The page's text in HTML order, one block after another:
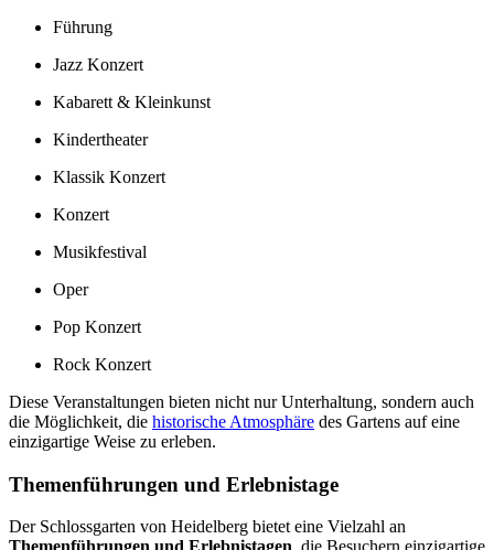
Führung
Jazz Konzert
Kabarett & Kleinkunst
Kindertheater
Klassik Konzert
Konzert
Musikfestival
Oper
Pop Konzert
Rock Konzert
Diese Veranstaltungen bieten nicht nur Unterhaltung, sondern auch
die Möglichkeit, die historische Atmosphäre des Gartens auf eine
einzigartige Weise zu erleben.
Themenführungen und Erlebnistage
Der Schlossgarten von Heidelberg bietet eine Vielzahl an